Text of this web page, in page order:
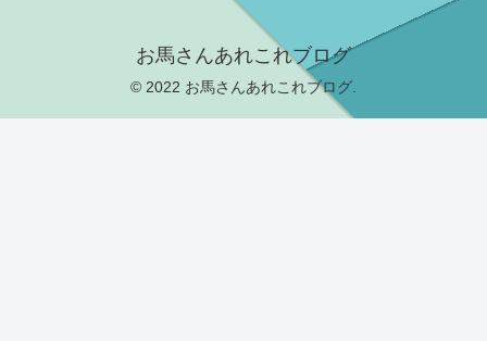
お馬さんあれこれブログ
© 2022 お馬さんあれこれブログ.